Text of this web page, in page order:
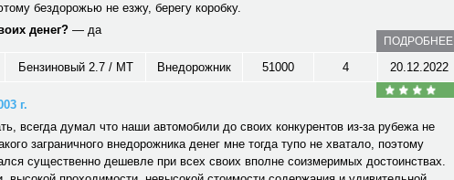
бездорожью не езжу, берегу коробку.
денег? — да
ПОДРОБНЕЕ
Бензиновый 2.7 / MT Внедорожник 51000 4 20.12.2022
г.
всегда думал что наши автомобили до своих конкурентов из-за рубежа не
заграничного внедорожника денег мне тогда тупо не хватало, поэтому
существенно дешевле при всех своих вполне соизмеримых достоинствах.